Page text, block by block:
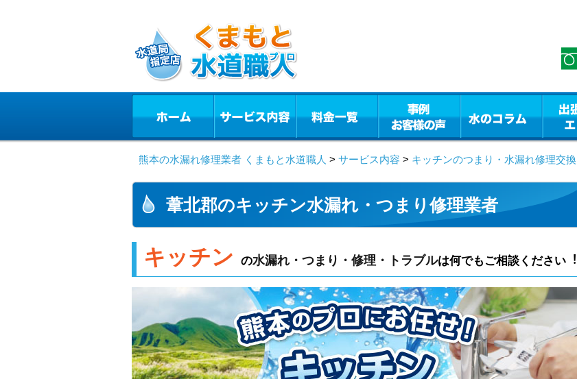
熊本の水漏れ修理業者 くまもと水道職人 > サービス内容 > キッチンのつまり・水漏れ修理交換
葦北郡のキッチン水漏れ・つまり修理業者
キッチン の水漏れ・つまり・修理・トラブルは何でもご相談ください︕